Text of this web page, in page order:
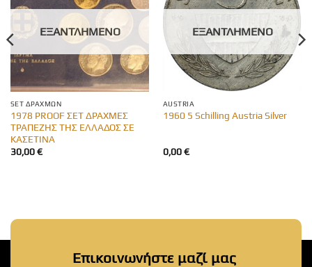
ΕΞΑΝΤΛΗΜΈΝΟ
SET ΔΡΑΧΜΏΝ
1978 PROOF ΣΕΤ ΔΡΑΧΜΕΣ
ΤΡΑΠΕΖΗΣ ΤΗΣ ΕΛΛΑΔΟΣ ΣΕ
ΚΑΣΕΤΙΝΑ
30,00€
ΕΞΑΝΤΛΗΜΈΝΟ
AUSTRIA
1960 5 Schilling Austria Silver
0,00€
Επικοινωνήστε μαζί μας